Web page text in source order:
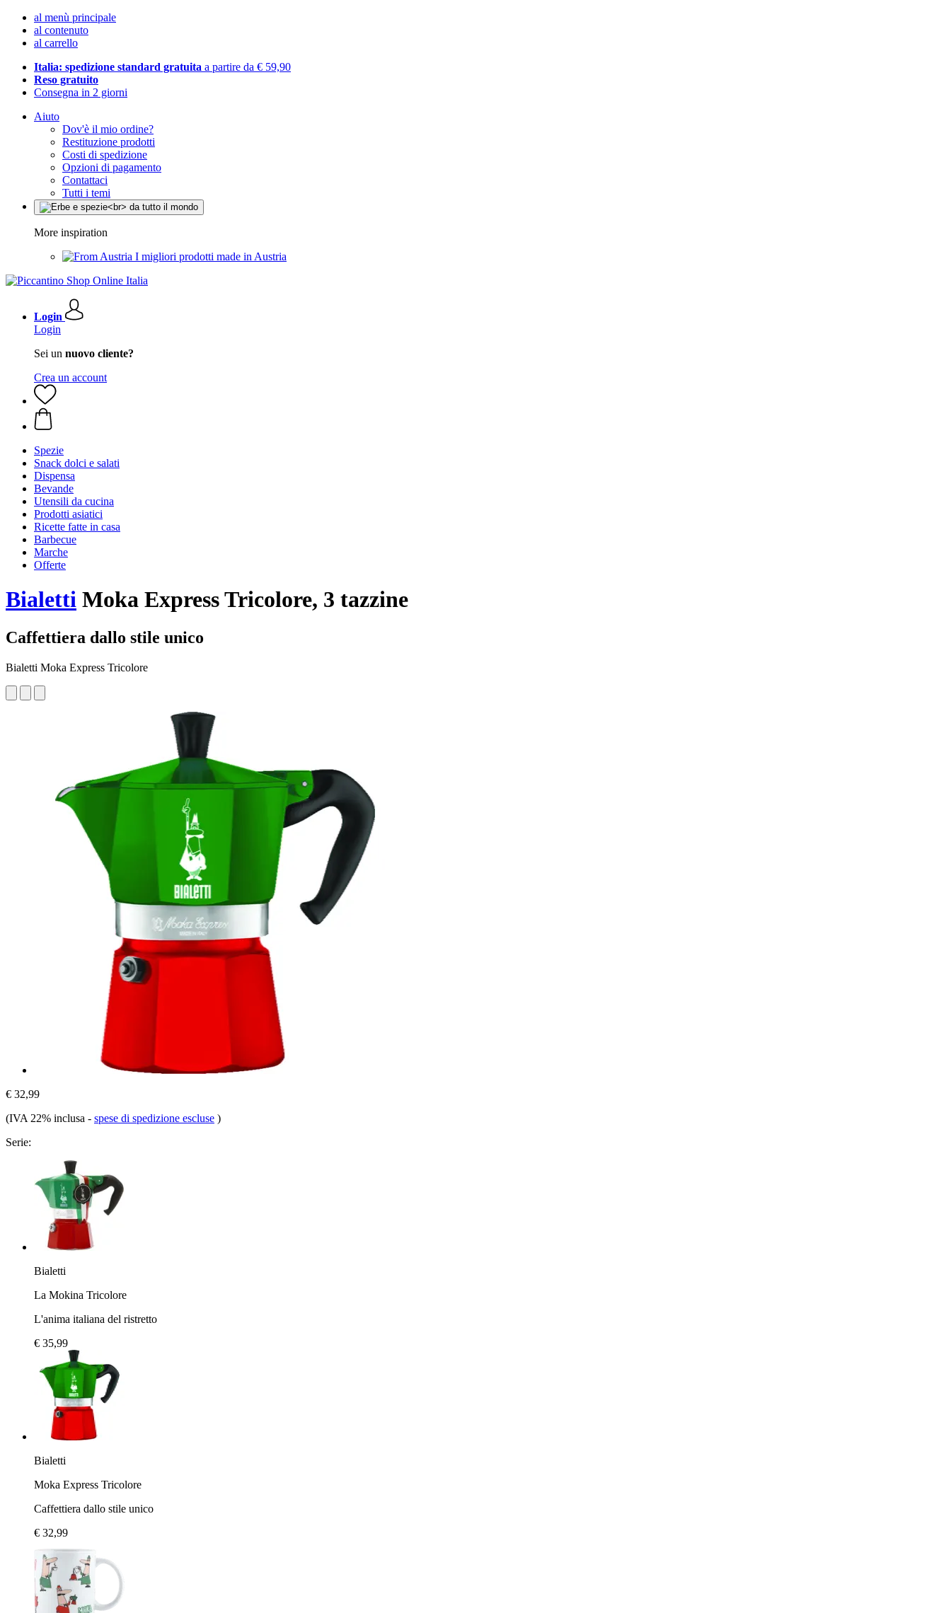
al menù principale
al contenuto
al carrello
Italia: spedizione standard gratuita a partire da € 59,90
Reso gratuito
Consegna in 2 giorni
Aiuto
Dov'è il mio ordine?
Restituzione prodotti
Costi di spedizione
Opzioni di pagamento
Contattaci
Tutti i temi
More inspiration
I migliori prodotti made in Austria
Login
Login
Sei un nuovo cliente?
Crea un account
Spezie
Snack dolci e salati
Dispensa
Bevande
Utensili da cucina
Prodotti asiatici
Ricette fatte in casa
Barbecue
Marche
Offerte
Bialetti Moka Express Tricolore, 3 tazzine
Caffettiera dallo stile unico
Bialetti Moka Express Tricolore
€ 32,99
(IVA 22% inclusa - spese di spedizione escluse )
Serie:
Bialetti
La Mokina Tricolore
L'anima italiana del ristretto
€ 35,99
Bialetti
Moka Express Tricolore
Caffettiera dallo stile unico
€ 32,99